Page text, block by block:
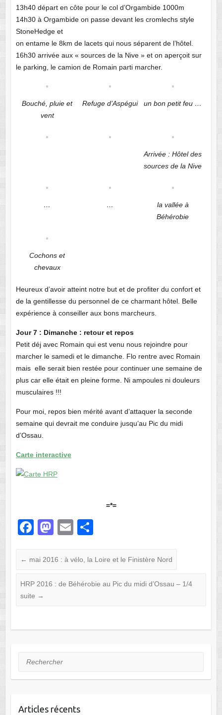
13h40 départ en côte pour le col d’Orgambide 1000m
14h30 à Orgambide on passe devant les cromlechs style
StoneHedge et
on entame le 8km de lacets qui nous séparent de l’hôtel.
16h30 arrivée aux « sources de la Nive » et on aperçoit sur
le parking, le camion de Romain parti marcher.
Bouché, pluie et
vent
Refuge d’Aspégui un bon petit feu …
Arrivée : Hôtel des
sources de la Nive
… …
la vallée à
Béhérobie
Cochons et
chevaux
Heureux d’avoir atteint notre but et de profiter du confort et
de la gentillesse du personnel de ce charmant hôtel. Belle
expérience à conseiller aux bons marcheurs.
Jour 7 : Dimanche : retour et repos
Petit déj avec Romain qui est venu nous rejoindre pour
marcher le samedi et le dimanche. Flo rentre avec Romain
mais elle serait bien restée pour continuer une semaine de
plus car elle était en pleine forme. Ni ampoules ni douleurs
musculaires !!!
Pour moi, repos bien mérité avant d’attaquer la seconde
semaine qui devrait me conduire jusqu’au Pic du midi
d’Ossau.
Carte interactive
=*=
F
c
b
M
st
d
E
ail
P
ta
er
← mai 2016 : à vélo, la Loire et le Finistère Nord
HRP 2016 : de Béhérobie au Pic du midi d’Ossau – 1/4
suite →
Rechercher
Articles récents